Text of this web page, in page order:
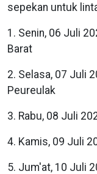
sepekan untuk
1. Senin, 06 Juli
Barat
2. Selasa, 07 Juli
Peureulak
3. Rabu, 08 Juli
4. Kamis, 09 Juli
5. Jum'at, 10 Juli